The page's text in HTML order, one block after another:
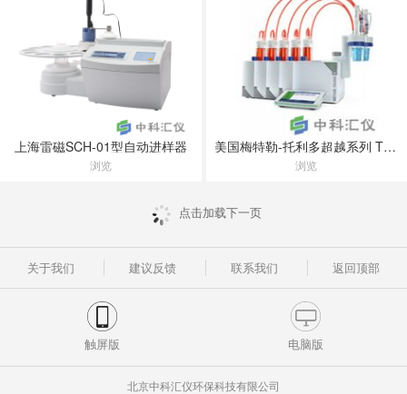
上海雷磁SCH-01型自动进样器
浏览
美国梅特勒-托利多超越系列 T9滴定仪
浏览
点击加载下一页
关于我们 建议反馈 联系我们 返回顶部
触屏版 电脑版
北京中科汇仪环保科技有限公司